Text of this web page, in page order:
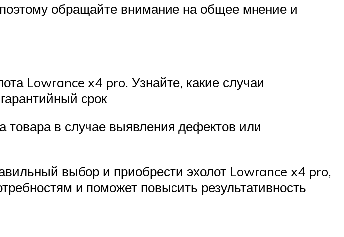
обращайте внимание на общее мнение и
Lowrance x4 pro. Узнайте, какие случаи
срок
товара в случае выявления дефектов или
выбор и приобрести эхолот Lowrance x4 pro,
и поможет повысить результативность